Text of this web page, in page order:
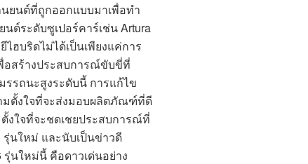
ยนต์ที่ถูกออกแบบมาเพื่อทำ
ต์ระดับซูเปอร์คาร์เช่น Artura
ฮบริดไม่ได้เป็นเพียงแค่การ
อสร้างประสบการณ์ขับขี่ที่
รรถนะสูงระดับนี้ การแก้ไข
มตั้งใจที่จะส่งมอบผลิตภัณฑ์ที่ดี
งใจที่จะชดเชยประสบการณ์ที่
นใหม่ และนับเป็นข่าวดี
รุ่นใหม่นี้ คือดาวเด่นอย่าง